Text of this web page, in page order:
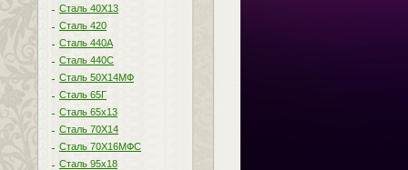
Сталь 40Х13
Сталь 420
Сталь 440A
Сталь 440С
Сталь 50Х14МФ
Сталь 65Г
Сталь 65х13
Сталь 70Х14
Сталь 70Х16МФС
Сталь 95х18